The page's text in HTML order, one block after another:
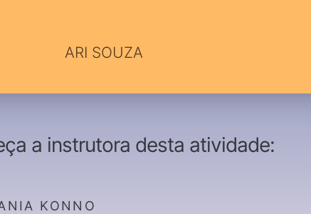
ARI SOUZA
a instrutora desta atividade:
KONNO